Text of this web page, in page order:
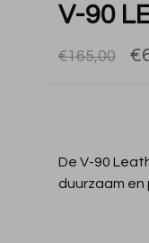
V-90
€165,00
De V-90
duurzaam en